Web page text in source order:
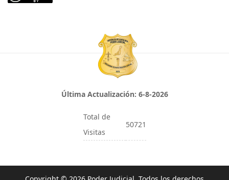
Última Actualización: 6-8-2026
Total de
Visitas
50721